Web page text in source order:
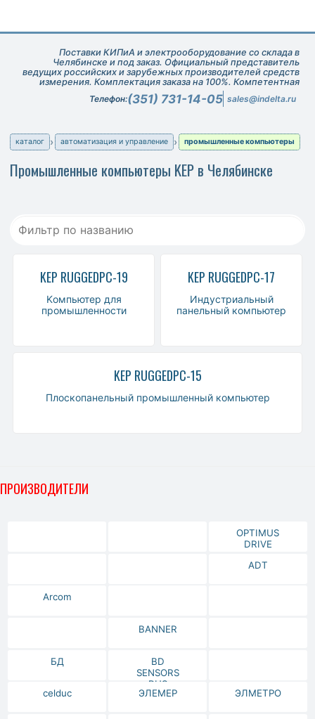
Поставки КИПиА и электрооборудование со склада в
Челябинске и под заказ. Официальный представитель
ведущих российских и зарубежных производителей средств
измерения. Комплектация заказа на 100%. Компетентная
техническая поддержка при подборе оборудования.
Телефон:(351) 731-14-05 sales@indelta.ru
каталог автоматизация и управление промышленные компьютеры
Промышленные компьютеры KEP в Челябинске
KEP RUGGEDPC-19
Kомпьютер для
промышленности
KEP RUGGEDPC-17
Индустриальный
панельный компьютер
KEP RUGGEDPC-15
Плоскопанельный промышленный компьютер
ПРОИЗВОДИТЕЛИ
OPTIMUS
DRIVE
ADT
Arcom
BANNER
БД
BD
SENSORS
RUS
celduc
ЭЛЕМЕР ЭЛМЕТРО